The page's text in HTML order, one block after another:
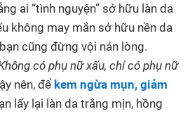
ai “tình nguyện” sở hữu làn da
không may mắn sở hữu nền da
cũng đừng vội nản lòng.
có phụ nữ xấu, chỉ có phụ nữ
nên, để kem ngừa mụn, giảm
lấy lại làn da trắng mịn, hồng